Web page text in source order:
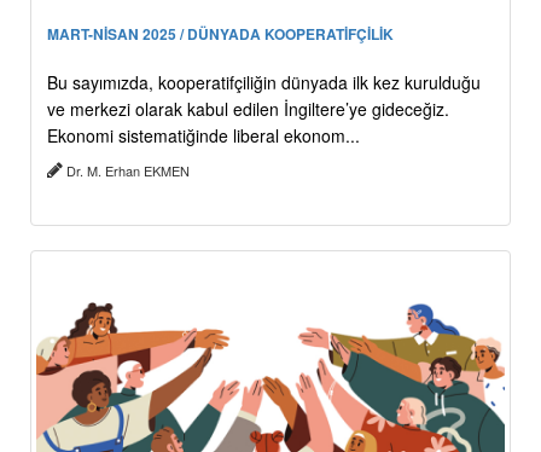
MART-NİSAN 2025 / DÜNYADA KOOPERATİFÇİLİK
Bu sayımızda, kooperatifçiliğin dünyada ilk kez kurulduğu
ve merkezi olarak kabul edilen İngiltere’ye gideceğiz.
Ekonomi sistematiğinde liberal ekonom...
Dr. M. Erhan EKMEN